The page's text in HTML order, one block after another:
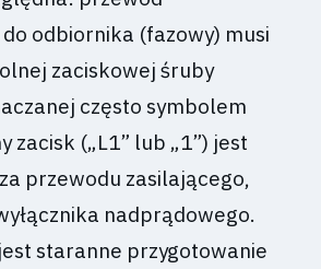
odbiornika (fazowy) musi
zaciskowej śruby
często symbolem
zacisk („L1” lub „1”) jest
przewodu zasilającego,
nadprądowego.
staranne przygotowanie